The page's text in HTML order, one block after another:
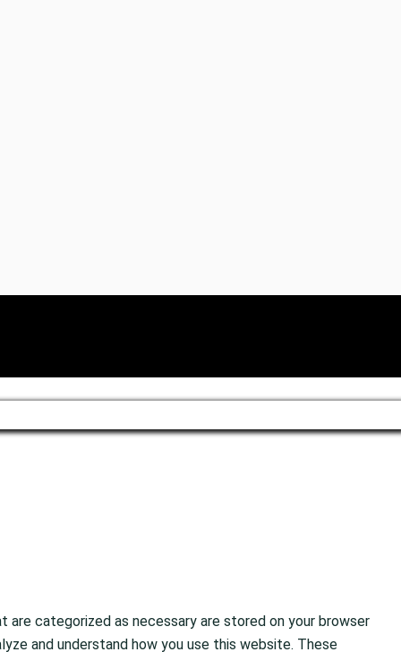
categorized as necessary are stored on your browser
and understand how you use this website. These